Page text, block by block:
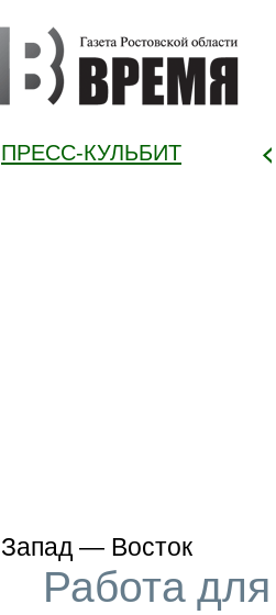
ПРЕСС-КУЛЬБИТ
Запад — Восток
Работа